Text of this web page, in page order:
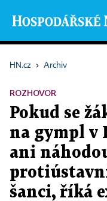
HN.cz › Archiv
ROZHOVOR
Pokud se
na gympl v
ani
šanci, říká